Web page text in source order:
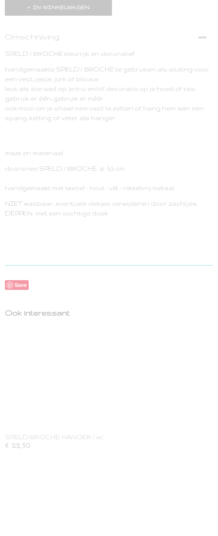
IN WINKELWAGEN
Omschrijving
SPELD / BROCHE kleurrijk en decoratief
handgemaakte SPELD / BROCHE te gebruiken als sluiting voor
een vest, jasje, jurk of blouse.
leuk als sieraad op je trui en/of decoratie op je hoed of tas:
gebruik er één, gebruik er méér.
ook mooi om je shawl mee vast te zetten of hang hem aan een
spang, ketting of veter als hanger
maat en materiaal
doorsnee SPELD / BROCHE ø 5,5 cm
handgemaakt met textiel - hout - vilt - nikkelvrij metaal
NIET wasbaar, eventuele vlekjes verwijderen door zachtjes
DEPPEN met een vochtige doek
Save
Ook interessant
SPELD-BROCHE-HANGER / ac
€ 22,50